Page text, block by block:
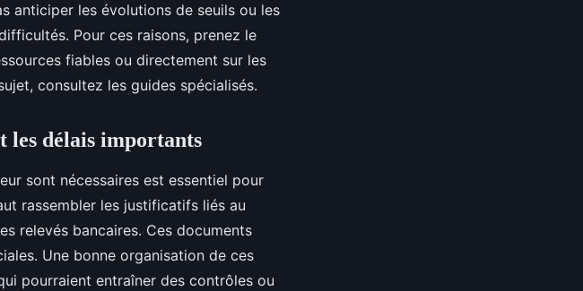
anticiper les évolutions de seuils ou les
Pour ces raisons, prenez le
fiables ou directement sur les
consultez les guides spécialisés.
les délais importants
sont nécessaires est essentiel pour
rassembler les justificatifs liés au
relevés bancaires. Ces documents
Une bonne organisation de ces
pourraient entraîner des contrôles ou